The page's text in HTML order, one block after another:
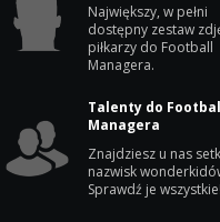
Największy, w pełni
dostępny zestaw
piłkarzy do Football
Managera.
Talenty do
Managera
Znajdziesz u nas
nazwisk
Sprawdź je